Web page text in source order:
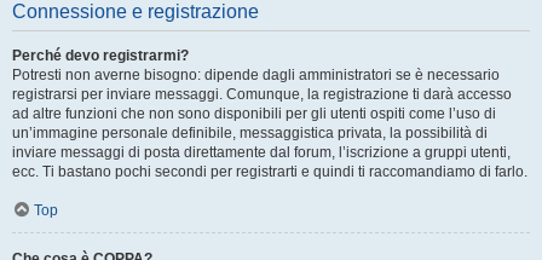
Connessione e registrazione
Perché devo registrarmi?
Potresti non averne bisogno: dipende dagli amministratori se è necessario
registrarsi per inviare messaggi. Comunque, la registrazione ti darà accesso
ad altre funzioni che non sono disponibili per gli utenti ospiti come l’uso di
un’immagine personale definibile, messaggistica privata, la possibilità di
inviare messaggi di posta direttamente dal forum, l’iscrizione a gruppi utenti,
ecc. Ti bastano pochi secondi per registrarti e quindi ti raccomandiamo di farlo.
Top